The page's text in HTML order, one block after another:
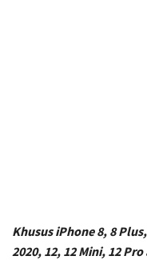
KhususiPhone 8, 8 Plus,
2020, 12, 12 Mini, 12 Pro